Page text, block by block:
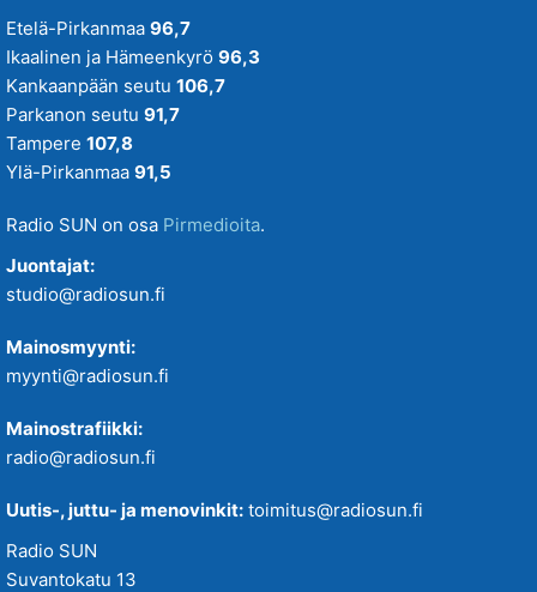
Etelä-Pirkanmaa 96,7
Ikaalinen ja Hämeenkyrö 96,3
Kankaanpään seutu 106,7
Parkanon seutu 91,7
Tampere 107,8
Ylä-Pirkanmaa 91,5
Radio SUN on osa Pirmedioita.
Juontajat:
studio@radiosun.fi
Mainosmyynti:
myynti@radiosun.fi
Mainostrafiikki:
radio@radiosun.fi
Uutis-, juttu- ja menovinkit: toimitus@radiosun.fi
Radio SUN
Suvantokatu 13